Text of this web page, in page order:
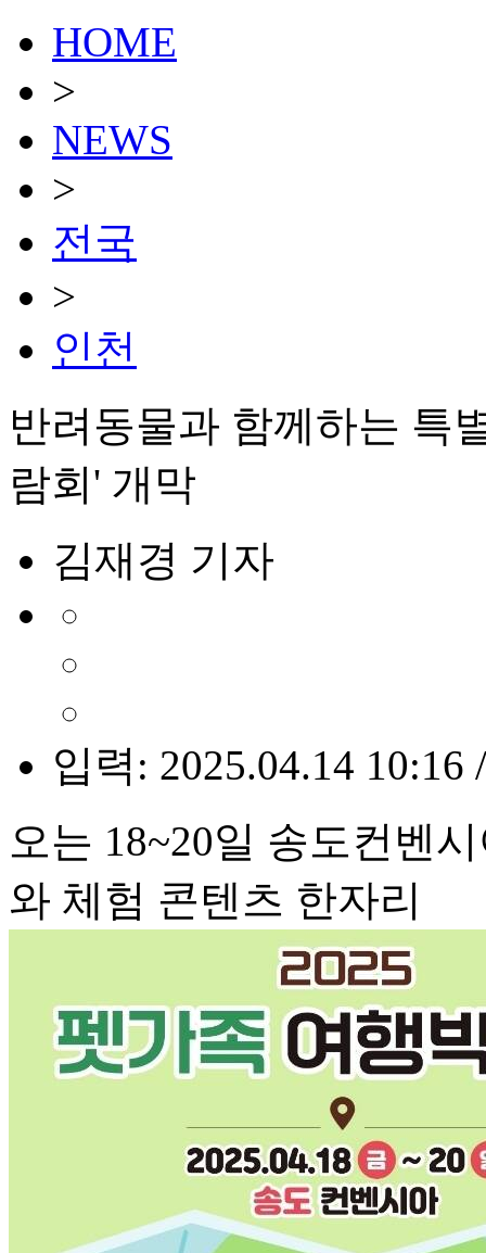
HOME
>
NEWS
>
전국
>
인천
반려동물과 함께하는 특
람회' 개막
김재경 기자
입력: 2025.04.14 10:16
오는 18~20일 송도컨벤
와 체험 콘텐츠 한자리